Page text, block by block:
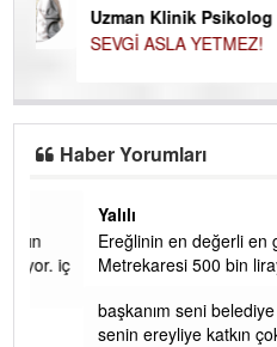
Uzman Klinik Psikolog
SEVGİ ASLA YETMEZ!
Haber Yorumları
Ereğlinin en değerli en gözde
Metrekaresi 500 bin liraya
başkanım seni belediye
senin ereyliye katkın çok oldu